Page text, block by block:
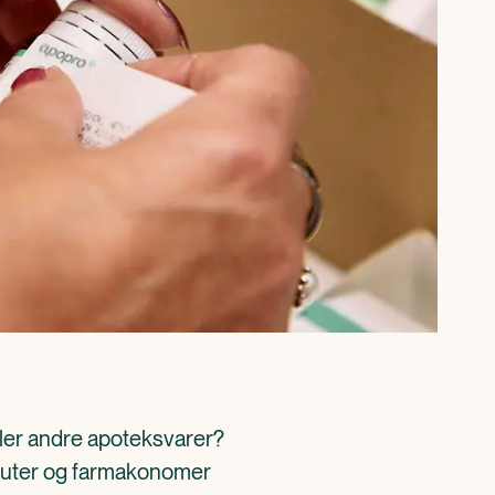
andre apoteksvarer?
og farmakonomer